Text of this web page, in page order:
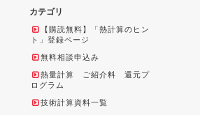
カテゴリ
【購読無料】「熱計算のヒン
ト」登録ページ
無料相談申込み
熱量計算 ご紹介料 還元プ
ログラム
技術計算資料一覧